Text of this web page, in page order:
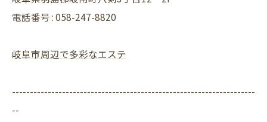
電話番号 : 058-247-8820
岐阜市周辺で多彩なエステ
--------------------------------------------------------------------
--